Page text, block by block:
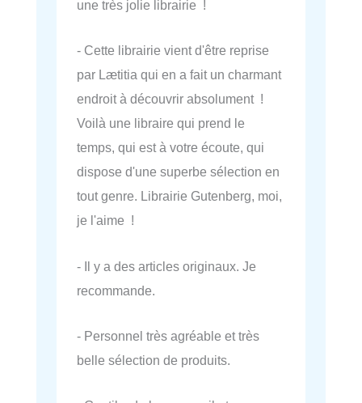
une très jolie librairie !
- Cette librairie vient d'être reprise
par Lætitia qui en a fait un charmant
endroit à découvrir absolument !
Voilà une libraire qui prend le
temps, qui est à votre écoute, qui
dispose d'une superbe sélection en
tout genre. Librairie Gutenberg, moi,
je l'aime !
- Il y a des articles originaux. Je
recommande.
- Personnel très agréable et très
belle sélection de produits.